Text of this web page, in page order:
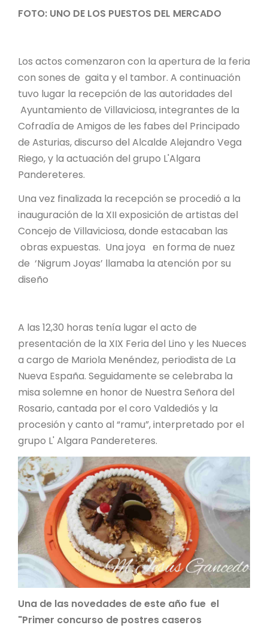
FOTO: UNO DE LOS PUESTOS DEL MERCADO
Los actos comenzaron con la apertura de la feria
con sones de gaita y el tambor. A continuación
tuvo lugar la recepción de las autoridades del
Ayuntamiento de Villaviciosa, integrantes de la
Cofradía de Amigos de les fabes del Principado
de Asturias, discurso del Alcalde Alejandro Vega
Riego, y la actuación del grupo L'Algara
Pandereteres.
Una vez finalizada la recepción se procedió a la
inauguración de la XII exposición de artistas del
Concejo de Villaviciosa, donde estacaban las
obras expuestas. Una joya en forma de nuez
de ‘Nigrum Joyas’ llamaba la atención por su
diseño
A las 12,30 horas tenía lugar el acto de
presentación de la XIX Feria del Lino y les Nueces
a cargo de Mariola Menéndez, periodista de La
Nueva España. Seguidamente se celebraba la
misa solemne en honor de Nuestra Señora del
Rosario, cantada por el coro Valdediós y la
procesión y canto al “ramu”, interpretado por el
grupo L' Algara Pandereteres.
Una de las novedades de este año fue el
"Primer concurso de postres caseros